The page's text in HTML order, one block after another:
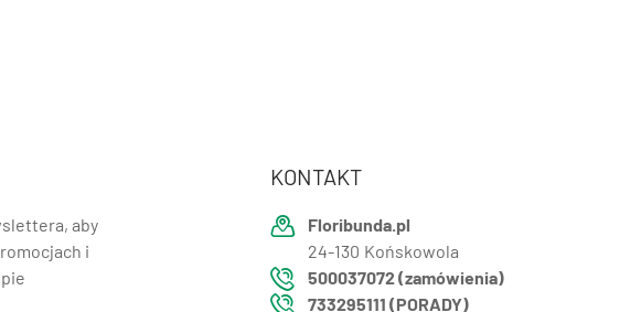
aby
i
KONTAKT
Floribunda.pl
24-130 Końskowola
500037072 (zamówienia)
733295111 (PORADY)